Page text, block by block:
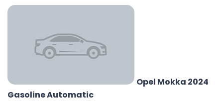
Opel Mokka 2024
Gasoline Automatic